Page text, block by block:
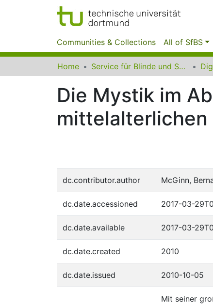
Communities & Collections All of SfBS
Home Service für Blinde und Sehbehinderte der UB Dortmund
Die Mystik im
mittelalterlichen
dc.contributor.author McGinn,
dc.date.accessioned 2017-03-
dc.date.available 2017-03-
dc.date.created 2010
dc.date.issued 2010-10-05
Mit seiner